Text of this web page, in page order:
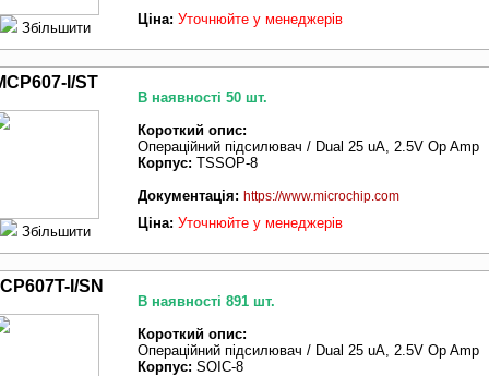
Збільшити
Ціна: Уточнюйте у менеджерів
I/ST
Збільшити
В наявності 50 шт.
Короткий опис:
Операційний підсилювач / Dual 25 uA, 2.5V Op Amp
Корпус: TSSOP-8
Документація: https://www.microchip.com
Ціна: Уточнюйте у менеджерів
I/SN
В наявності 891 шт.
Короткий опис:
Операційний підсилювач / Dual 25 uA, 2.5V Op Amp
Корпус: SOIC-8